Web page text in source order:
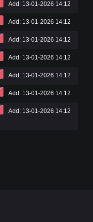
Add: 13-01-2026 14:12
Add: 13-01-2026 14:12
Add: 13-01-2026 14:12
Add: 13-01-2026 14:12
Add: 13-01-2026 14:12
Add: 13-01-2026 14:12
Add: 13-01-2026 14:12